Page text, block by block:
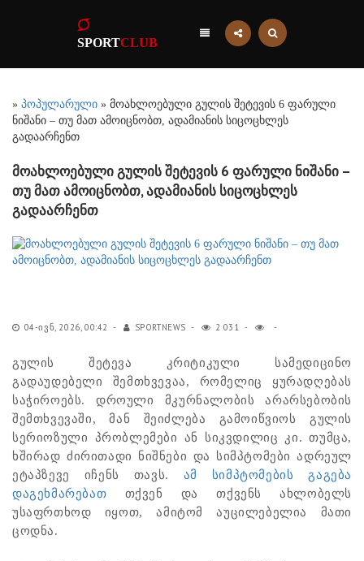
SPORTCLUB
» პოპულარული » მოახლოებული გულის შეტევის 6 ფარული
ნიშანი – თუ მათ ამოიცნობთ, ადამიანის სიცოცხლეს
გადაარჩენთ
მოახლოებული გულის შეტევის 6 ფარული ნიშანი –
თუ მათ ამოიცნობთ, ადამიანის სიცოცხლეს
გადაარჩენთ
04-ᲘᲕᲜ, 2026, 00:42 SPORTNEWS 2 031
გულის შეტევა კრიტიკული სამედიცინო
გადაუდებელი შემთხვევაა, რომელიც ყურადღებას
საჭიროებს. დროული მკურნალობის არარსებობის
შემთხვევაში, მან შეიძლება გამოიწვიოს გულის
სერიოზული პრობლემები ან სიკვდილიც კი. თუმცა,
ხშირად ძირითადი ნიშნები და სიმპტომები ადრეულ
ეტაპზევე იჩენს თავს. ამ სიმპტომების გაგება
დაგეხმარებათ თქვენ და თქვენს ახლობელს
უსაფრთხოდ იყოთ, ამიტომ აუცილებელია მათი
ცოდნა.